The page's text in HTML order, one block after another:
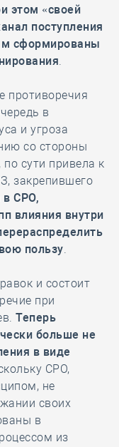
этом «своей
поступления
сформированы
.
противоречия
в
и угроза
со стороны
по сути привела к
закрепившего
в СРО,
влияния внутри
пользу.
и состоит
при
Теперь
больше не
в виде
СРО,
не
своих
в
из